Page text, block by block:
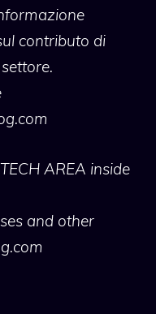
contributo di
AREA inside
and other